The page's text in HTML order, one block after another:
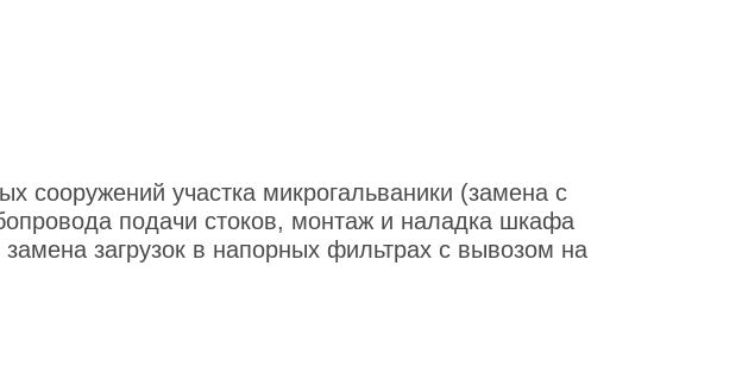
сооружений участка микрогальваники (замена с
подачи стоков, монтаж и наладка шкафа
загрузок в напорных фильтрах с вывозом на